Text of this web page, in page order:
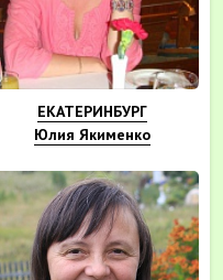
ЕКАТЕРИНБУРГ
Юлия Якименко